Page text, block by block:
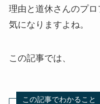
理由と道休さんのプ
気になりますよね。
この記事では、
この記事でわかること